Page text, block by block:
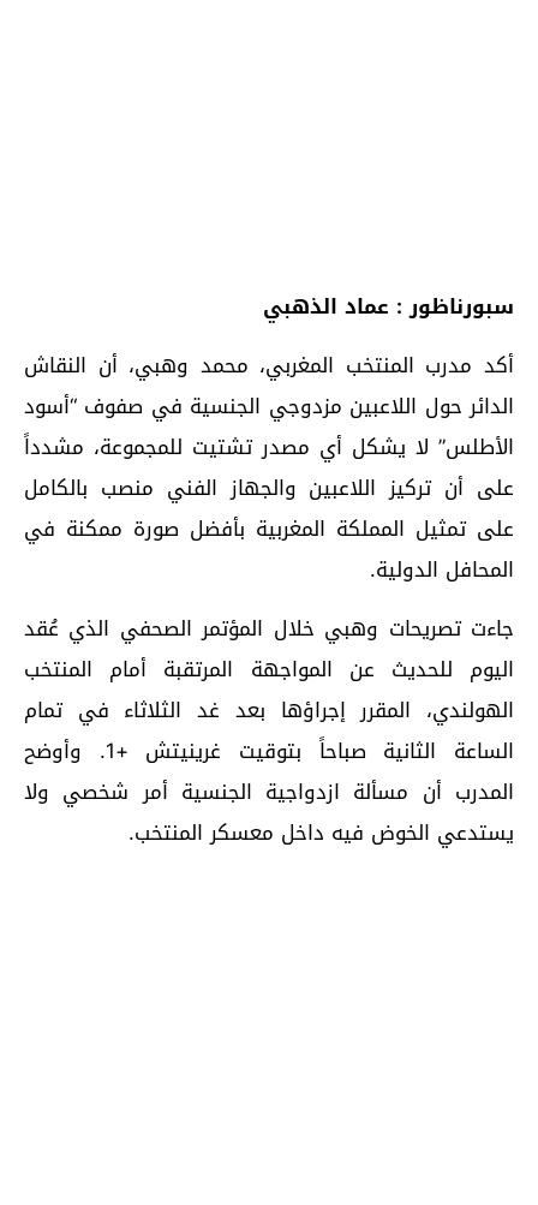
سبورناظور : عماد الذهبي
أكد مدرب المنتخب المغربي، محمد وهبي، أن النقاش
الدائر حول اللاعبين مزدوجي الجنسية في صفوف “أسود
الأطلس” لا يشكل أي مصدر تشتيت للمجموعة، مشدداً
على أن تركيز اللاعبين والجهاز الفني منصب بالكامل
على تمثيل المملكة المغربية بأفضل صورة ممكنة في
المحافل الدولية.
جاءت تصريحات وهبي خلال المؤتمر الصحفي الذي عُقد
اليوم للحديث عن المواجهة المرتقبة أمام المنتخب
الهولندي، المقرر إجراؤها بعد غد الثلاثاء في تمام
الساعة الثانية صباحاً بتوقيت غرينيتش +1. وأوضح
المدرب أن مسألة ازدواجية الجنسية أمر شخصي ولا
يستدعي الخوض فيه داخل معسكر المنتخب.